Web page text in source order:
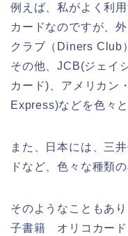
例えば、私がよく利
カードなのですが、
クラブ（Diners Club
その他、JCB(ジェイ
カード)、アメリカン
Express)などを色々
また、日本には、三
ドなど、色々な種類
そのようなこともあ
子書籍 オリコカー